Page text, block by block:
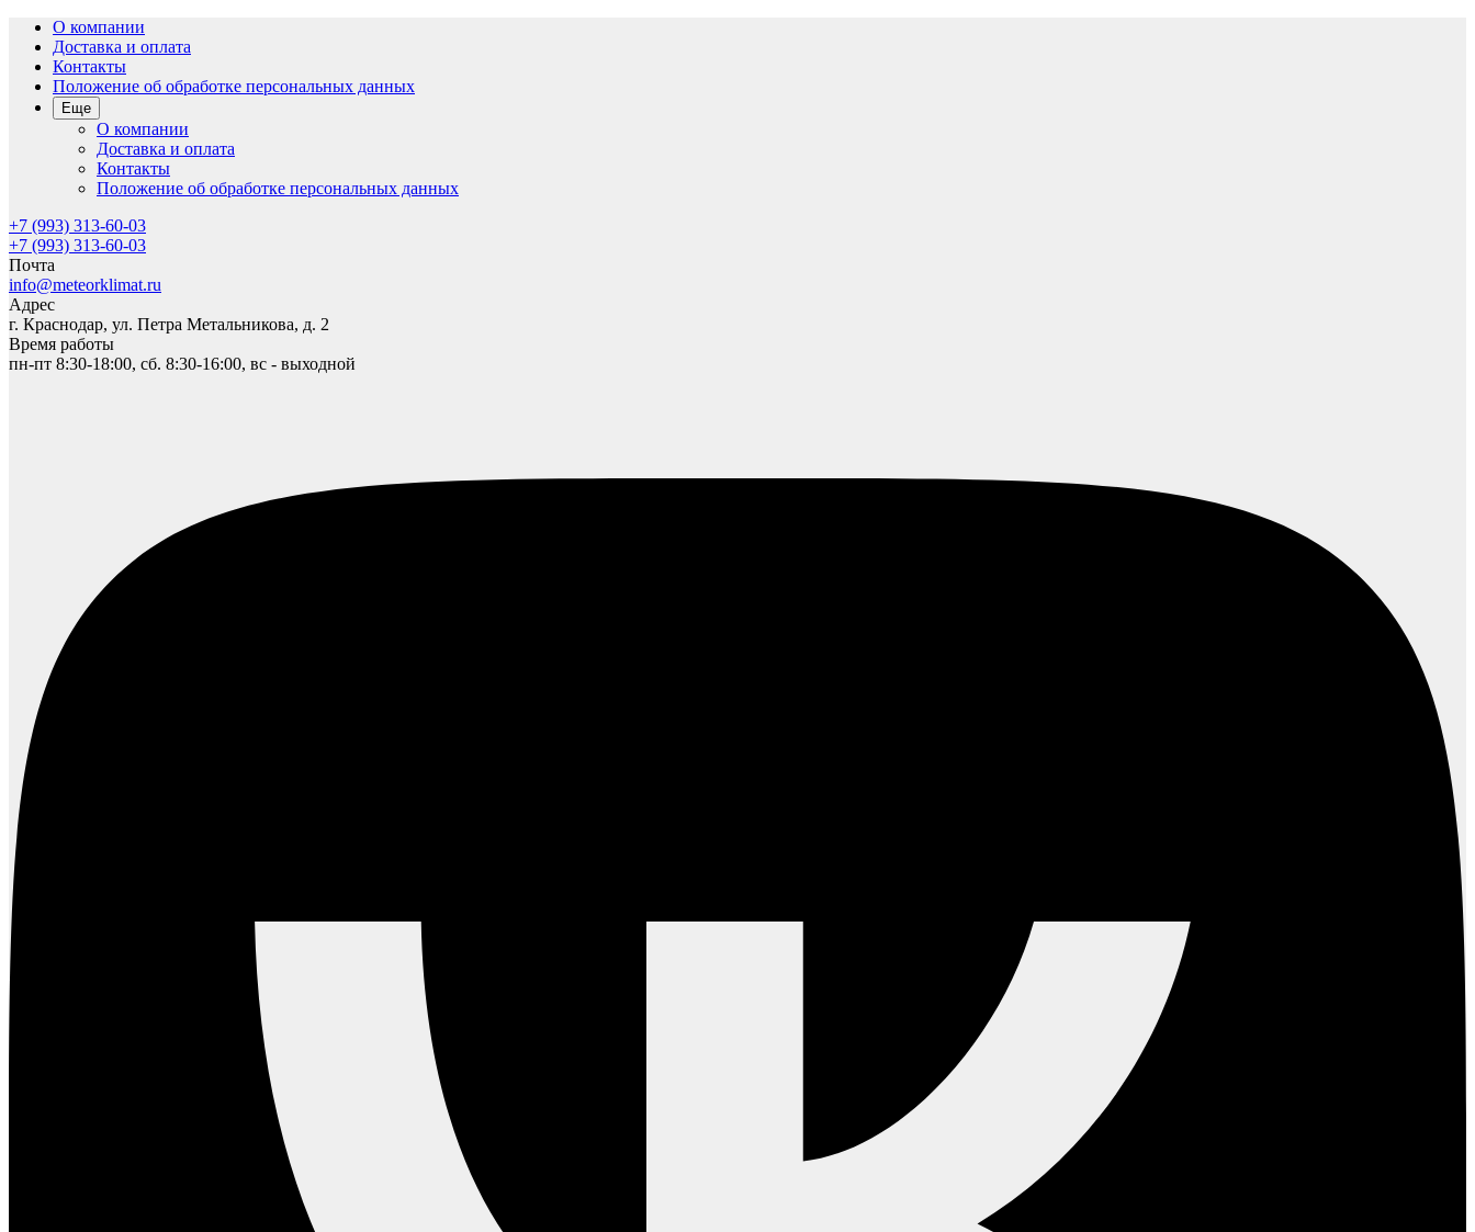
О компании
Доставка и оплата
Контакты
Положение об обработке персональных данных
Еще
О компании
Доставка и оплата
Контакты
Положение об обработке персональных данных
+7 (993) 313-60-03
+7 (993) 313-60-03
Почта
info@meteorklimat.ru
Адрес
г. Краснодар, ул. Петра Метальникова, д. 2
Время работы
пн-пт 8:30-18:00, сб. 8:30-16:00, вс - выходной